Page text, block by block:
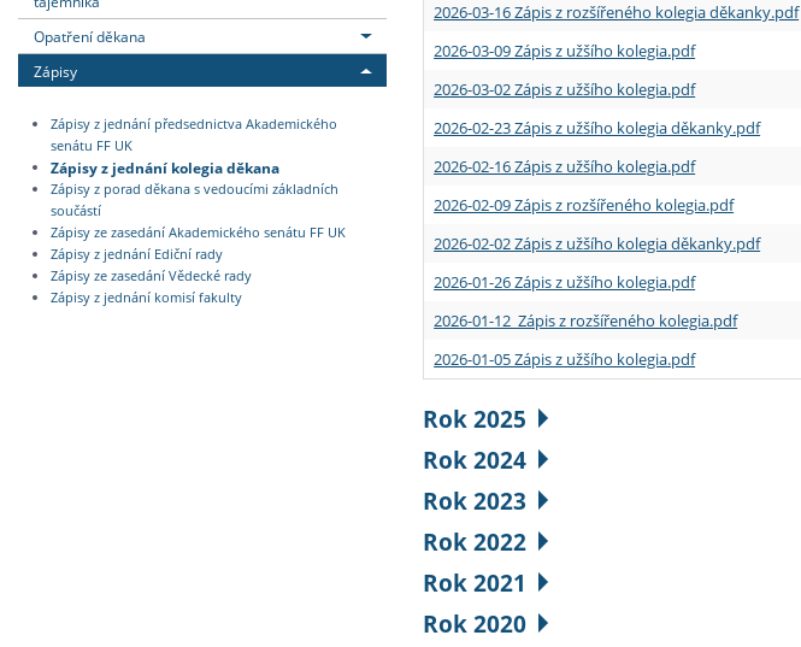
Opatření děkana
Zápisy
Zápisy z jednání předsednictva Akademického
senátu FF UK
Zápisy z jednání kolegia děkana
Zápisy z porad děkana s vedoucími základních
součástí
Zápisy ze zasedání Akademického senátu FF UK
Zápisy z jednání Ediční rady
Zápisy ze zasedání Vědecké rady
Zápisy z jednání komisí fakulty
2026-03-16 Zápis z rozšířeného kolegia děkanky.pdf
2026-03-09 Zápis z užšího kolegia.pdf
2026-03-02 Zápis z užšího kolegia.pdf
2026-02-23 Zápis z užšího kolegia děkanky.pdf
2026-02-16 Zápis z užšího kolegia.pdf
2026-02-09 Zápis z rozšířeného kolegia.pdf
2026-02-02 Zápis z užšího kolegia děkanky.pdf
2026-01-26 Zápis z užšího kolegia.pdf
2026-01-12 Zápis z rozšířeného kolegia.pdf
2026-01-05 Zápis z užšího kolegia.pdf
Rok 2025
Rok 2024
Rok 2023
Rok 2022
Rok 2021
Rok 2020